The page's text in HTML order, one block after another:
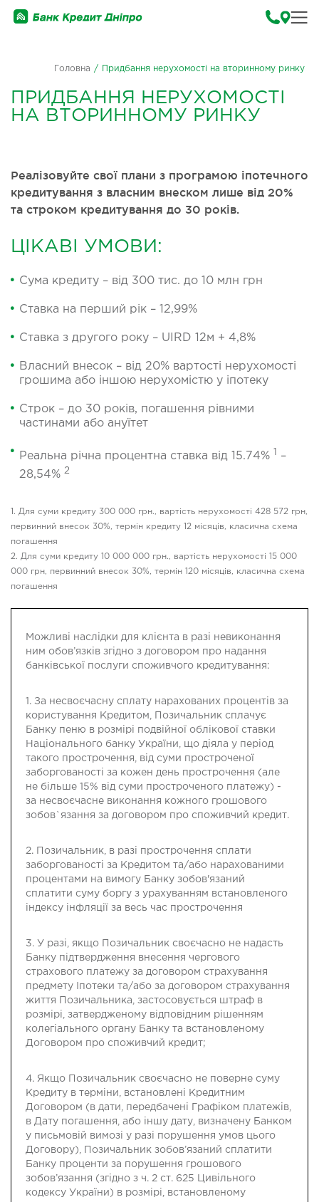
Головна / Придбання нерухомості на вторинному ринку
ПРИДБАННЯ НЕРУХОМОСТІ
НА ВТОРИННОМУ РИНКУ
Реалізовуйте свої плани з програмою іпотечного
кредитування з власним внеском лише від 20%
та строком кредитування до 30 років.
ЦІКАВІ УМОВИ:
Сума кредиту – від 300 тис. до 10 млн грн
Ставка на перший рік – 12,99%
Ставка з другого року – UIRD 12м + 4,8%
Власний внесок – від 20% вартості нерухомості
грошима або іншою нерухомістю у іпотеку
Строк – до 30 років, погашення рівними
частинами або ануїтет
Реальна річна процентна ставка від 15.74% 1
–
28,54% 2
1. Для суми кредиту 300 000 грн., вартість нерухомості 428 572 грн,
первинний внесок 30%, термін кредиту 12 місяців, класична схема
погашення
2. Для суми кредиту 10 000 000 грн., вартість нерухомості 15 000
000 грн, первинний внесок 30%, термін 120 місяців, класична схема
погашення
Можливі наслідки для клієнта в разі невиконання
ним обов’язків згідно з договором про надання
банківської послуги споживчого кредитування:
1. За несвоєчасну сплату нарахованих процентів за
користування Кредитом, Позичальник сплачує
Банку пеню в розмірі подвійної облікової ставки
Національного банку України, що діяла у період
такого прострочення, від суми простроченої
заборгованості за кожен день прострочення (але
не більше 15% від суми простроченого платежу) -
за несвоєчасне виконання кожного грошового
зобов`язання за договором про споживчий кредит.
2. Позичальник, в разі прострочення сплати
заборгованості за Кредитом та/або нарахованими
процентами на вимогу Банку зобов'язаний
сплатити суму боргу з урахуванням встановленого
індексу інфляції за весь час прострочення
3. У разі, якщо Позичальник своєчасно не надасть
Банку підтвердження внесення чергового
страхового платежу за договором страхування
предмету Іпотеки та/або за договором страхування
життя Позичальника, застосовується штраф в
розмірі, затвердженому відповідним рішенням
колегіального органу Банку та встановленому
Договором про споживчий кредит;
4. Якщо Позичальник своєчасно не поверне суму
Кредиту в терміни, встановлені Кредитним
Договором (в дати, передбачені Графіком платежів,
в Дату погашення, або іншу дату, визначену Банком
у письмовій вимозі у разі порушення умов цього
Договору), Позичальник зобов’язаний сплатити
Банку проценти за порушення грошового
зобов’язання (згідно з ч. 2 ст. 625 Цивільного
кодексу України) в розмірі, встановленому